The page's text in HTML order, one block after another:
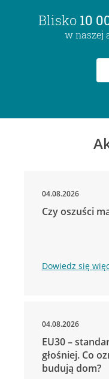
Blisko 10
w naszej
04.08.2026
Czy oszuści
Dowiedz się
04.08.2026
EU30 –
głośniej. Co
budują dom?